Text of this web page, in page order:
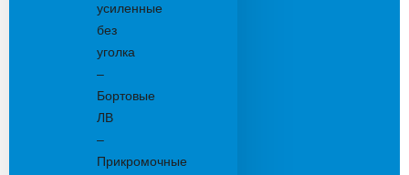
усиленные
без
уголка
–
Бортовые
ЛВ
–
Прикромочные